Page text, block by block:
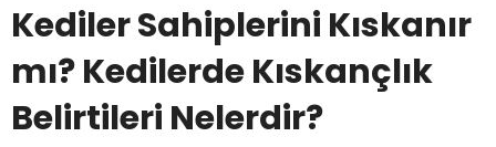
Kediler Sahiplerini Kıskanır
mı? Kedilerde Kıskançlık
Belirtileri Nelerdir?